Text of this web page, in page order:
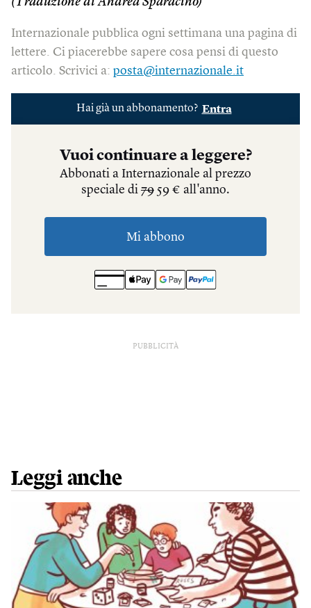
Internazionale pubblica ogni settimana una pagina di
lettere. Ci piacerebbe sapere cosa pensi di questo
articolo. Scrivici a: posta@internazionale.it
PUBBLICITÀ
Leggi anche